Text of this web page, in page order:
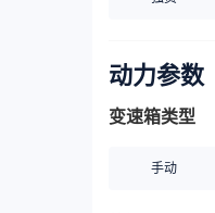
动力参数
变速箱类型
手动